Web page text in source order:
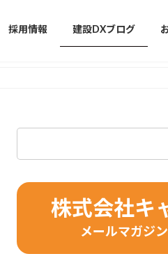
採用情報 建設DXブログ
株式会社キ
メールマガジン